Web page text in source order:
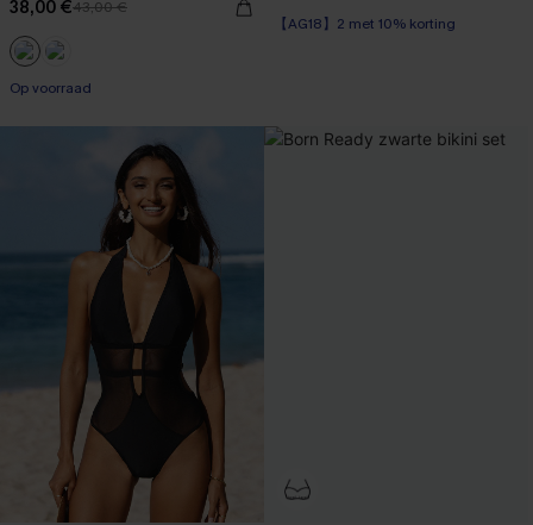
38,00 €43,00 €
Op voorraad
Underwire